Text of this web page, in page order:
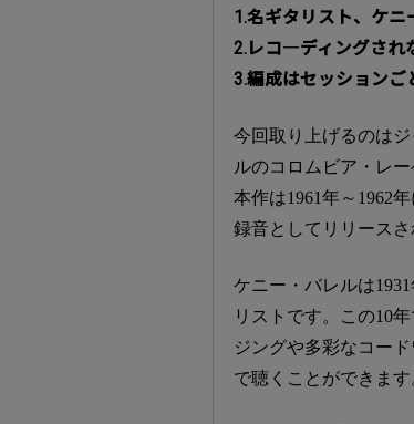
1.名ギタリスト、ケ
2.レコ―ディングされ
3.編成はセッションご
今回取り上げるのは
ルのコロムビア・レー
本作は1961年～1962
録音としてリリース
ケニー・バレルは
リストです。この10
ジングや多彩なコー
で聴くことができます